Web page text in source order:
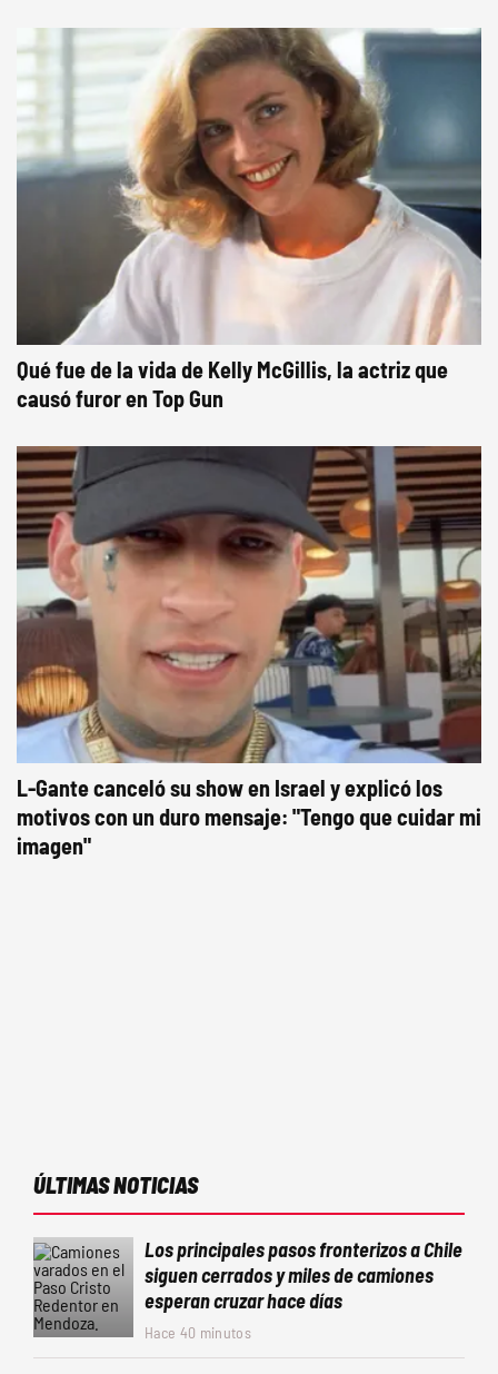
Qué fue de la vida de Kelly McGillis, la actriz que
causó furor en Top Gun
L-Gante canceló su show en Israel y explicó los
motivos con un duro mensaje: "Tengo que cuidar mi
imagen"
ÚLTIMAS NOTICIAS
Los principales pasos fronterizos a Chile
siguen cerrados y miles de camiones
esperan cruzar hace días
Hace 40 minutos